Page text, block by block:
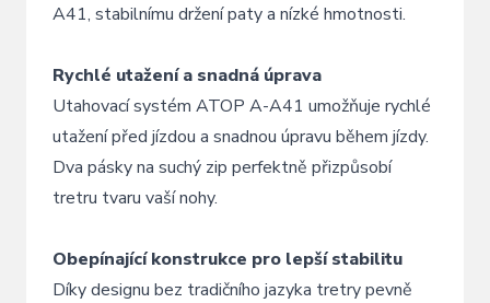
A41, stabilnímu držení paty a nízké hmotnosti.
Rychlé utažení a snadná úprava
Utahovací systém ATOP A-A41 umožňuje rychlé
utažení před jízdou a snadnou úpravu během jízdy.
Dva pásky na suchý zip perfektně přizpůsobí
tretru tvaru vaší nohy.
Obepínající konstrukce pro lepší stabilitu
Díky designu bez tradičního jazyka tretry pevně